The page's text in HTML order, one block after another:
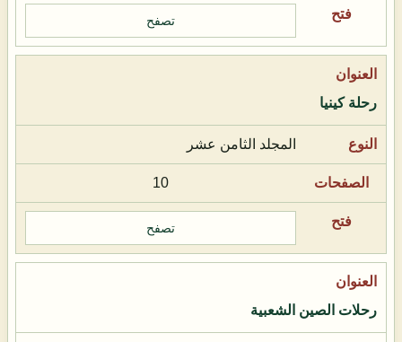
تصفح
رحلة كينيا
المجلد الثامن عشر
10
تصفح
رحلات الصين الشعبية